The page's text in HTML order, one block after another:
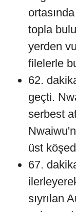
topla
yerden
filelerle
62.
geçti.
serbest
üst
67.
sıyrılan